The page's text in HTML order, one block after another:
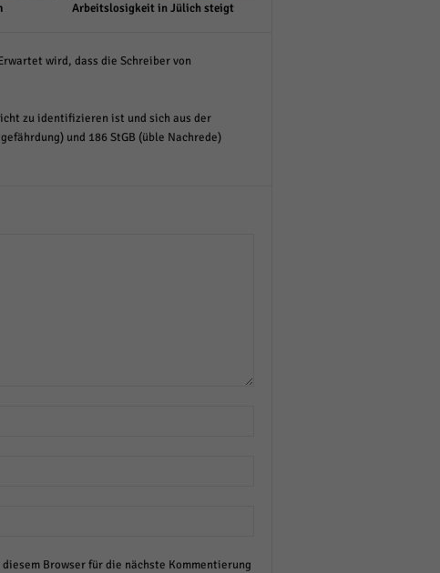
Arbeitslosigkeit in Jülich steigt
wird, dass die Schreiber von
zu identifizieren ist und sich aus der
und 186 StGB (üble Nachrede)
Browser für die nächste Kommentierung